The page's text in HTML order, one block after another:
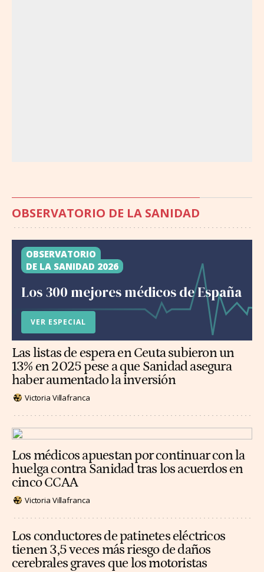
OBSERVATORIO DE LA SANIDAD
OBSERVATORIO
DE LA SANIDAD 2026
Los 300 mejores médicos de España
VER ESPECIAL
Las listas de espera en Ceuta subieron un
13% en 2025 pese a que Sanidad asegura
haber aumentado la inversión
Victoria Villafranca
Los médicos apuestan por continuar con la
huelga contra Sanidad tras los acuerdos en
cinco CCAA
Victoria Villafranca
Los conductores de patinetes eléctricos
tienen 3,5 veces más riesgo de daños
cerebrales graves que los motoristas